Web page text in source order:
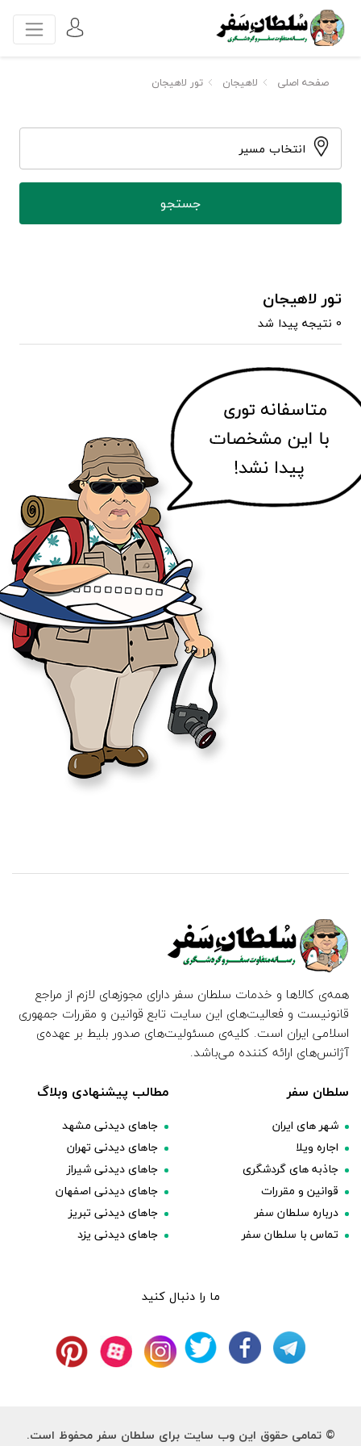
صفحه اصلی لاهیجان تور لاهیجان
انتخاب مسیر
تور لاهیجان
همه‌ی کالاها و خدمات سلطان سفر دارای مجوزهای لازم از مراجع
قانونیست و فعالیت‌های این سایت تابع قوانین و مقررات جمهوری
اسلامی ایران است. کلیه‌ی مسئولیت‌های صدور بلیط بر عهده‌ی
آژانس‌های ارائه کننده می‌باشد.
سلطان سفر
شهر های ایران
اجاره ویلا
جاذبه های گردشگری
قوانین و مقررات
درباره سلطان سفر
تماس با سلطان سفر
مطالب پیشنهادی وبلاگ
جاهای دیدنی مشهد
جاهای دیدنی تهران
جاهای دیدنی شیراز
جاهای دیدنی اصفهان
جاهای دیدنی تبریز
جاهای دیدنی یزد
ما را دنبال کنید
© تمامی حقوق این وب سایت برای سلطان سفر محفوظ است.